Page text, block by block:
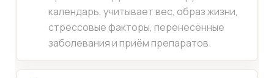
календарь, учитывает вес, образ жизни,
стрессовые факторы, перенесённые
заболевания и приём препаратов.